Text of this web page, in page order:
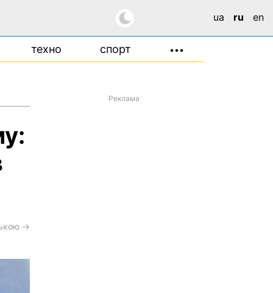
ua ru en
техно спорт •••
→
Реклама